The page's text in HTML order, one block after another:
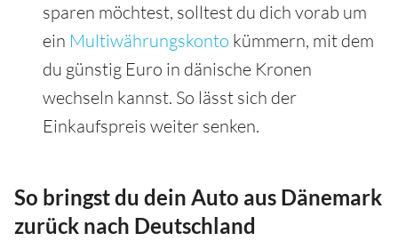
sparen möchtest, solltest du dich vorab um
ein Multiwährungskonto kümmern, mit dem
du günstig Euro in dänische Kronen
wechseln kannst. So lässt sich der
Einkaufspreis weiter senken.
So bringst du dein Auto aus Dänemark
zurück nach Deutschland